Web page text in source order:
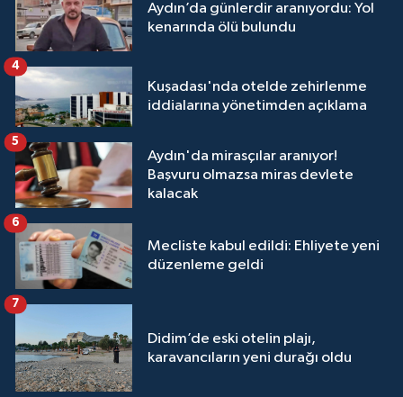
Aydın’da günlerdir aranıyordu: Yol
kenarında ölü bulundu
Kuşadası'nda otelde zehirlenme
iddialarına yönetimden açıklama
4
Aydın'da mirasçılar aranıyor!
Başvuru olmazsa miras devlete
kalacak
5
Mecliste kabul edildi: Ehliyete yeni
düzenleme geldi
6
Didim’de eski otelin plajı,
karavancıların yeni durağı oldu
7